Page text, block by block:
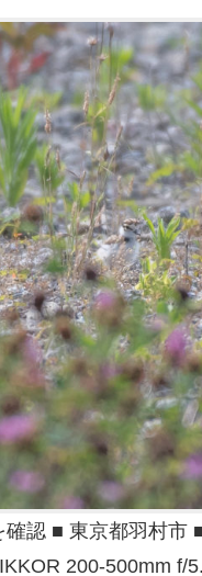
認 ■ 東京都羽村市
200-500mm f/